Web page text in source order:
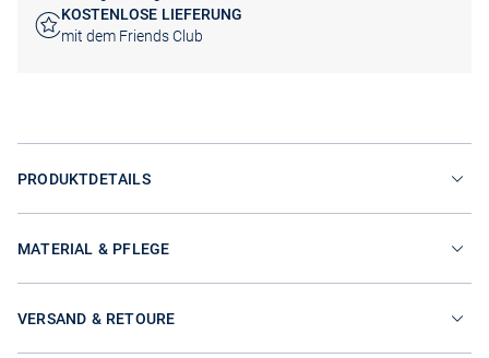
KOSTENLOSE LIEFERUNG
mit dem Friends Club
PRODUKTDETAILS
MATERIAL & PFLEGE
VERSAND & RETOURE